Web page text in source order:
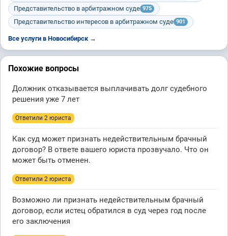
Представительство в арбитражном суде 975
Представительство интересов в арбитражном суде 901
Все услуги в Новосибирск →
Похожие вопросы
Должник отказывается выплачивать долг судебного
решения уже 7 лет
Ответили 2 юристa
Как суд может признать недействительным брачный
договор? В ответе вашего юриста прозвучало. Что он
может быть отменен.
Ответили 2 юристa
Возможно ли признать недействительным брачный
договор, если истец обратился в суд через год после
его заключения